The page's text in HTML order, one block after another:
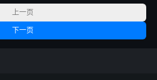
上一页
下一页